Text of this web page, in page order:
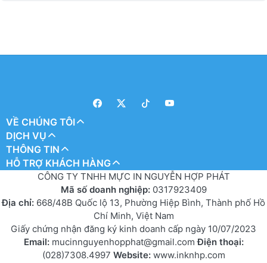
VỀ CHÚNG TÔI
DỊCH VỤ
THÔNG TIN
HỖ TRỢ KHÁCH HÀNG
CÔNG TY TNHH MỰC IN NGUYỄN HỢP PHÁT
Mã số doanh nghiệp: 0317923409
Địa chỉ: 668/48B Quốc lộ 13, Phường Hiệp Bình, Thành phố Hồ
Chí Minh, Việt Nam
Giấy chứng nhận đăng ký kinh doanh cấp ngày 10/07/2023
Email: mucinnguyenhopphat@gmail.comĐiện thoại:
(028)7308.4997 Website: www.inknhp.com